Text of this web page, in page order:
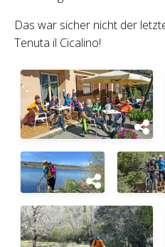
Das war sicher nicht der
Tenuta il Cicalino!